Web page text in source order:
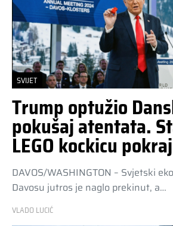
SVIJET
Trump optužio
pokušaj atentata.
LEGO kockicu
DAVOS/WASHINGTON – Svjetski
Davosu jutros je naglo prekinut, a…
VLADO LUCIĆ